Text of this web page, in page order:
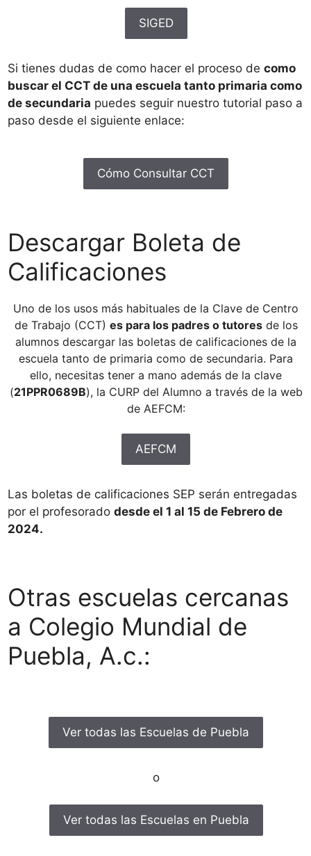
SIGED
Si tienes dudas de como hacer el proceso de como
buscar el CCT de una escuela tanto primaria como
de secundaria puedes seguir nuestro tutorial paso a
paso desde el siguiente enlace:
Cómo Consultar CCT
Descargar Boleta de
Calificaciones
Uno de los usos más habituales de la Clave de Centro
de Trabajo (CCT) es para los padres o tutoresde los
alumnos descargar las boletas de calificaciones de la
escuela tanto de primaria como de secundaria. Para
ello, necesitas tener a mano además de la clave
(21PPR0689B), la CURP del Alumno a través de la web
de AEFCM:
AEFCM
Las boletas de calificaciones SEP serán entregadas
por el profesorado desde el 1 al 15 de Febrero de
2024.
Otras escuelas cercanas
a Colegio Mundial de
Puebla, A.c.:
Ver todas las Escuelas de Puebla
o
Ver todas las Escuelas en Puebla